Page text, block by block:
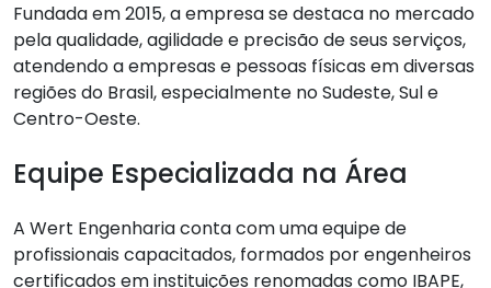
Fundada em 2015, a empresa se destaca no mercado
pela qualidade, agilidade e precisão de seus serviços,
atendendo a empresas e pessoas físicas em diversas
regiões do Brasil, especialmente no Sudeste, Sul e
Centro-Oeste.
Equipe Especializada na Área
A Wert Engenharia conta com uma equipe de
profissionais capacitados, formados por engenheiros
certificados em instituições renomadas como IBAPE,